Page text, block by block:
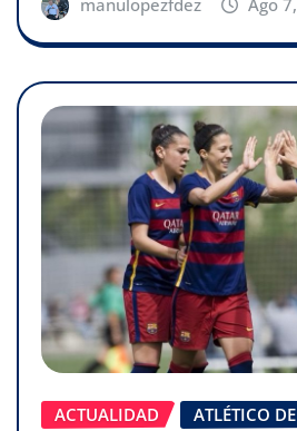
manulopezfdez Ago
ACTUALIDAD
ATLÉTICO